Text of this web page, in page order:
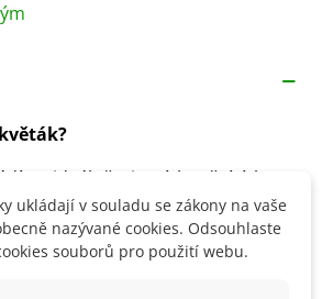
ideálně v jarních měsících.
být alespoň 40 x 50 cm.
a dobře propustná, ideální pH je
ukládají v souladu se zákony na vaše
nazývané cookies. Odsouhlaste
souborů pro použití webu.